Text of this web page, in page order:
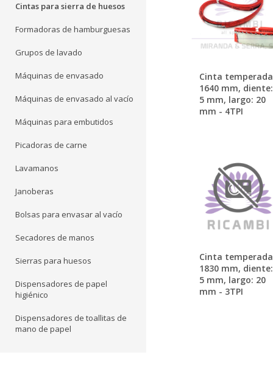
Cintas para sierra de huesos
Formadoras de hamburguesas
Grupos de lavado
Máquinas de envasado
Máquinas de envasado al vacío
Máquinas para embutidos
Picadoras de carne
Lavamanos
Janoberas
Bolsas para envasar al vacío
Secadores de manos
Sierras para huesos
Dispensadores de papel
higiénico
Dispensadores de toallitas de
mano de papel
Cinta temperada
1640 mm, diente:
5 mm, largo: 20
mm - 4TPI
Cinta temperada
1830 mm, diente:
5 mm, largo: 20
mm - 3TPI